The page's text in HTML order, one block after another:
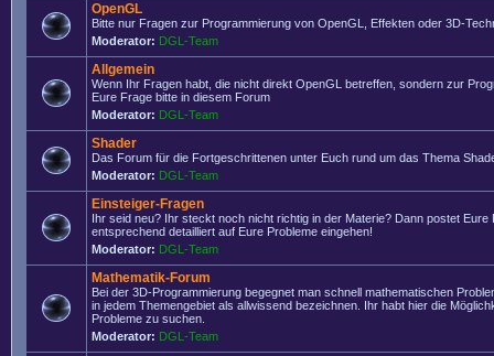
OpenGL
Bitte nur Fragen zur Programmierung von OpenGL, Effekten oder 3D-
Moderator: DGL-Team
Allgemein
Wenn Ihr Fragen habt, die nicht direkt OpenGL betreffen, sondern zur
Eure Frage bitte in diesem Forum
Moderator: DGL-Team
Shader
Das Forum für die Fortgeschrittenen unter Euch rund um das Thema
Moderator: DGL-Team
Einsteiger-Fragen
Ihr seid neu? Ihr steckt noch nicht richtig in der Materie? Dann postet Eure
entsprechend detailliert auf Eure Probleme eingehen!
Moderator: DGL-Team
Mathematik-Forum
Bei der 3D-Programmierung begegnet man schnell mathematischen
in jedem Themengebiet als allwissend bezeichnen. Ihr habt hier die
Probleme zu suchen.
Moderator: DGL-Team